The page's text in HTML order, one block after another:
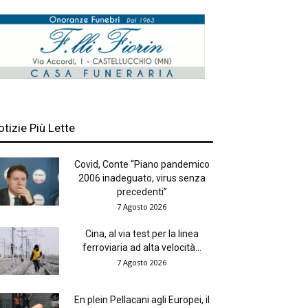
Più Lette
Covid, Conte “Piano pandemico
2006 inadeguato, virus senza
precedenti”
7 Agosto 2026
Cina, al via test per la linea
ferroviaria ad alta velocità...
7 Agosto 2026
En plein Pellacani agli Europei, il